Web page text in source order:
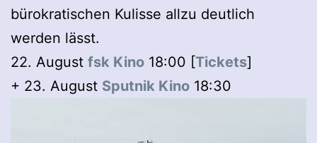
bürokratischen Kulisse allzu deutlich
werden lässt.
22. August fsk Kino 18:00 [Tickets]
+ 23. August Sputnik Kino 18:30